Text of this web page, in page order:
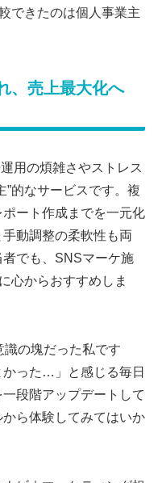
できたのは個人事業主
、売上最大化へ
用の煩雑さやストレス
”的なサービスです。複
ート作成までを一元化
動調整の柔軟性も両
でも、SNSマーケ施
心からおすすめしま
の塊だった私です
った…」と感じる毎日
段階アップデートして
ら体験してみてはいか